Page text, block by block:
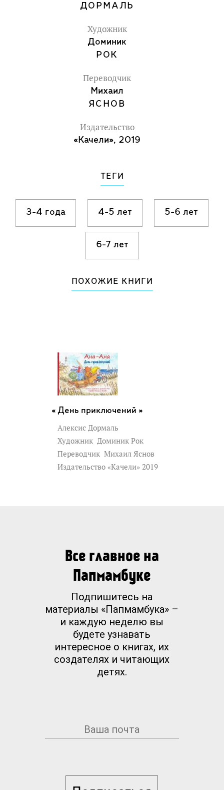
ДОРМАЛЬ
Художник
Доминик
РОК
Переводчик
Михаил
ЯСНОВ
Издательство
«Качели», 2019
ТЕГИ
3-4 года 4-5 лет 5-6 лет
6-7 лет
ПОХОЖИЕ КНИГИ
День приключений »
Алексис Дормаль
Художник Доминик Рок
Переводчик Михаил Яснов
Издательство «Качели» 2019
Все главное на
Папмамбуке
Подпишитесь на
материалы «Папмамбука» –
и каждую неделю вы
будете узнавать
интересное о книгах, их
создателях и читающих
детях.